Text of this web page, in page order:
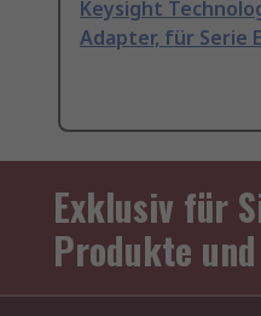
Keysight
Adapter, für Serie
Exklusiv für
Produkte